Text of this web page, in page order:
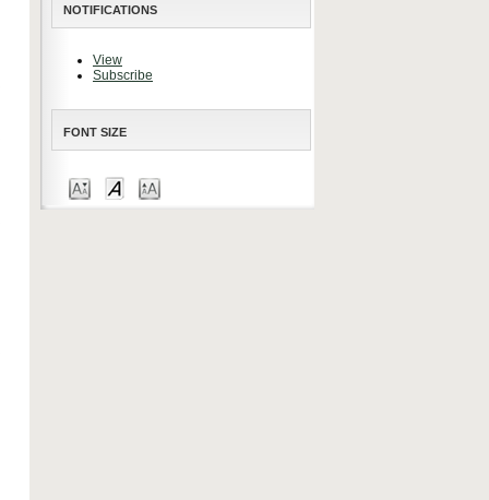
NOTIFICATIONS
View
Subscribe
FONT SIZE